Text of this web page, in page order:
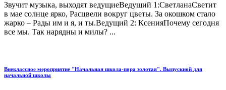
Звучит музыка, выходят ведущиеВедущий 1:СветланаСветит
в мае солнце ярко, Расцвели вокруг цветы. За окошком стало
жарко – Рады им и я, и ты.Ведущий 2: КсенияПочему сегодня
все мы. Так нарядны и милы? ...
Внеклассное мероприятие "Начальная школа-пора золотая". Выпускной для
начальной школы